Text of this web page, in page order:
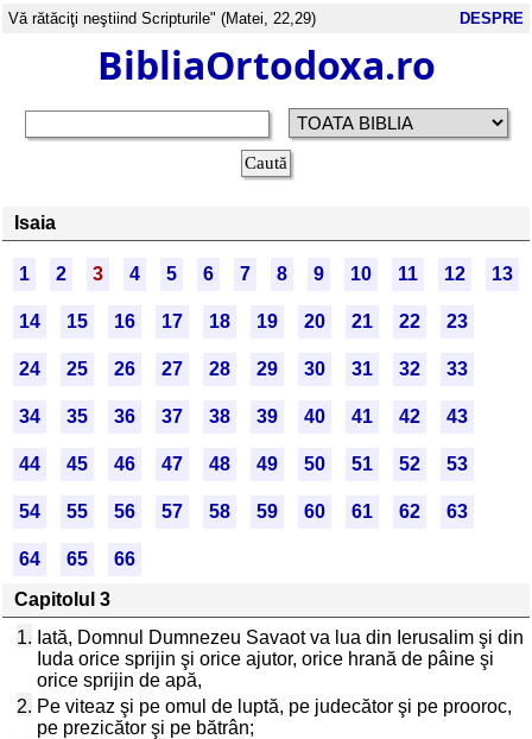
Vă rătăciţi neştiind Scripturile" (Matei, 22,29) DESPRE
BibliaOrtodoxa.ro
Isaia
1 2 3 4 5 6 7 8 9 10 11 12 13
14 15 16 17 18 19 20 21 22 23
24 25 26 27 28 29 30 31 32 33
34 35 36 37 38 39 40 41 42 43
44 45 46 47 48 49 50 51 52 53
54 55 56 57 58 59 60 61 62 63
64 65
66
Capitolul 3
1. Iată, Domnul Dumnezeu Savaot va lua din Ierusalim şi din
Iuda orice sprijin şi orice ajutor, orice hrană de pâine şi
orice sprijin de apă,
2. Pe viteaz şi pe omul de luptă, pe judecător şi pe prooroc,
pe prezicător şi pe bătrân;